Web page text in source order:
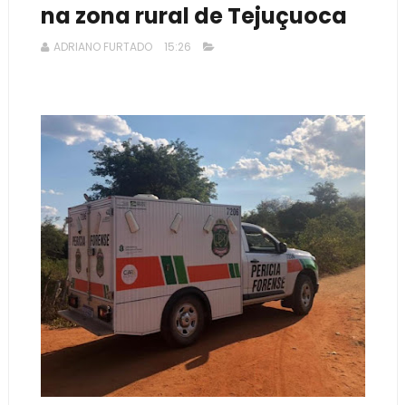
na zona rural de Tejuçuoca
ADRIANO FURTADO 15:26